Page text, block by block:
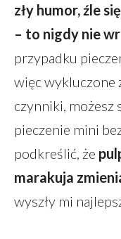
zły humor, źle
– to nigdy nie
przypadku
więc wykluczone
czynniki, możesz
pieczenie mini
podkreślić, że
marakuja
wyszły mi